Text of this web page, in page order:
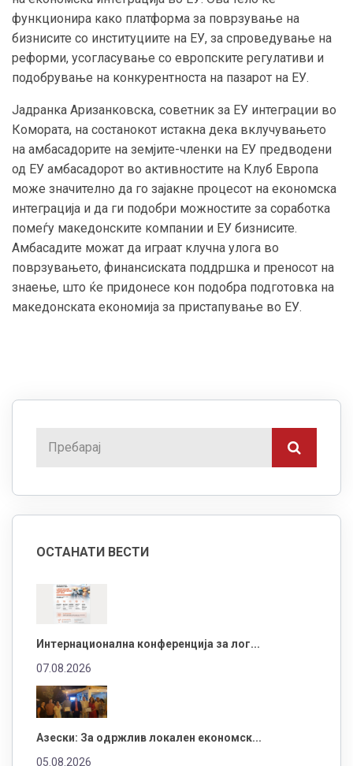
функционира како платформа за поврзување на
бизнисите со институциите на ЕУ, за спроведување на
реформи, усогласување со европските регулативи и
подобрување на конкурентноста на пазарот на ЕУ.
Јадранка Аризанковска, советник за ЕУ интеграции во
Комората, на состанокот истакна дека вклучувањето
на амбасадорите на земјите-членки на ЕУ предводени
од ЕУ амбасадорот во активностите на Клуб Европа
може значително да го зајакне процесот на економска
интеграција и да ги подобри можностите за соработка
помеѓу македонските компании и ЕУ бизнисите.
Амбасадите можат да играат клучна улога во
поврзувањето, финансиската поддршка и преносот на
знаење, што ќе придонесе кон подобра подготовка на
македонската економија за пристапување во ЕУ.
ОСТАНАТИ ВЕСТИ
Интернационална конференција за лог...
07.08.2026
Азески: За одржлив локален економск...
05.08.2026